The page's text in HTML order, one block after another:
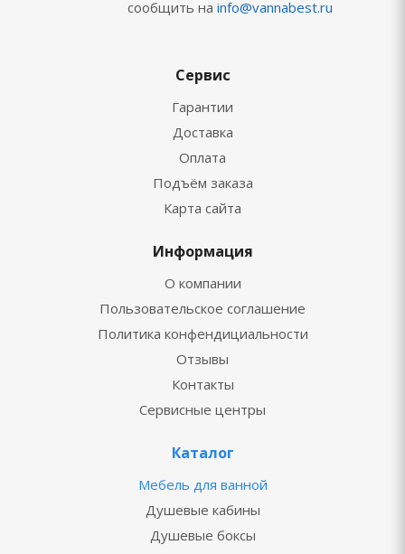
сообщить на info@vannabest.ru
Сервис
Гарантии
Доставка
Оплата
Подъём заказа
Карта сайта
Информация
О компании
Пользовательское соглашение
Политика конфендициальности
Отзывы
Контакты
Сервисные центры
Каталог
Мебель для ванной
Душевые кабины
Душевые боксы